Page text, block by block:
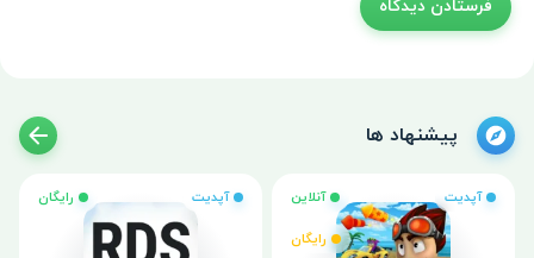
پیشنهاد ها
آپدیت آنلاین
رایگان
آپدیت رایگان